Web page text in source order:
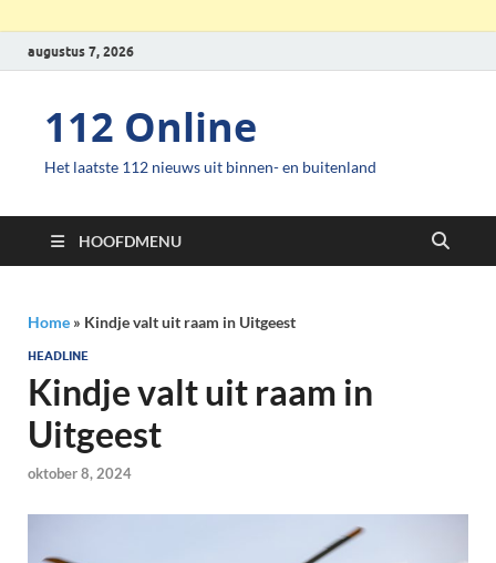
augustus 7, 2026
112 Online
Het laatste 112 nieuws uit binnen- en buitenland
HOOFDMENU
Home » Kindje valt uit raam in Uitgeest
HEADLINE
Kindje valt uit raam in
Uitgeest
oktober 8, 2024